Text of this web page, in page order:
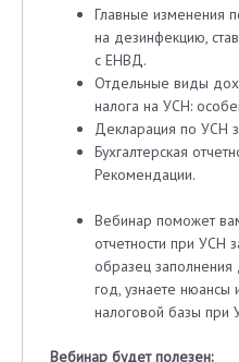
Главные изменения
на дезинфекцию,
с ЕНВД.
Отдельные виды
налога на УСН:
Декларация по УСН
Бухгалтерская
Рекомендации.
Вебинар поможет
отчетности при УСН
образец
год, узнаете
налоговой базы при
Вебинар будет полезен: